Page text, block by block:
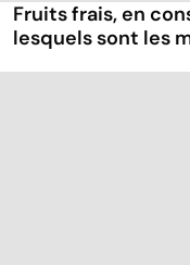
Fruits frais, en
lesquels sont les